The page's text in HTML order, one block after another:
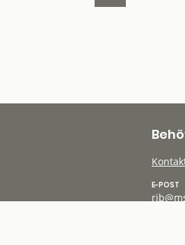
E-POST